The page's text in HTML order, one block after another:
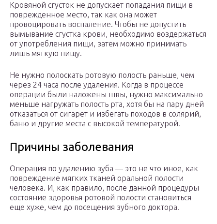
Кровяной сгусток не допускает попадания пищи в
поврежденное место, так как она может
провоцировать воспаление. Чтобы не допустить
вымывание сгустка крови, необходимо воздержаться
от употребления пищи, затем можно принимать
лишь мягкую пищу.
Не нужно полоскать ротовую полость раньше, чем
через 24 часа после удаления. Когда в процессе
операции были наложены швы, нужно максимально
меньше нагружать полость рта, хотя бы на пару дней
отказаться от сигарет и избегать походов в солярий,
баню и другие места с высокой температурой.
Причины заболевания
Операция по удалению зуба — это не что иное, как
повреждение мягких тканей оральной полости
человека. И, как правило, после данной процедуры
состояние здоровья ротовой полости становиться
еще хуже, чем до посещения зубного доктора.